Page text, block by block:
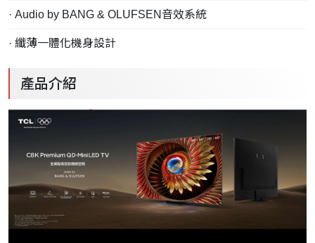
· Audio by BANG & OLUFSEN音效系統
· 纖薄一體化機身設計
產品介紹